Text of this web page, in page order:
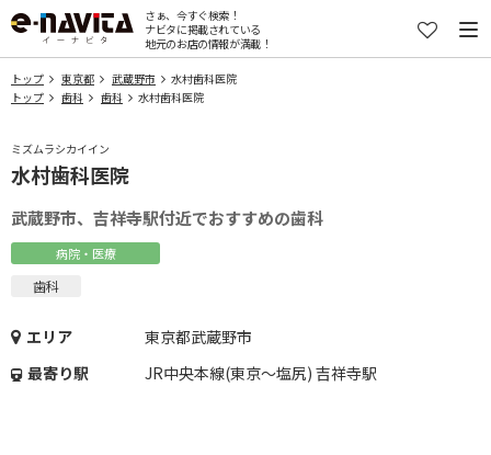
さぁ、今すぐ検索！
ナビタに掲載されている
地元のお店の情報が満載！
トップ 東京都 武蔵野市
水村歯科医院
トップ
歯科 歯科 水村歯科医院
ミズムラシカイイン
水村歯科医院
武蔵野市、吉祥寺駅付近でおすすめの歯科
病院・医療
歯科
エリア
東京都武蔵野市
最寄り駅
JR中央本線(東京～塩尻) 吉祥寺駅